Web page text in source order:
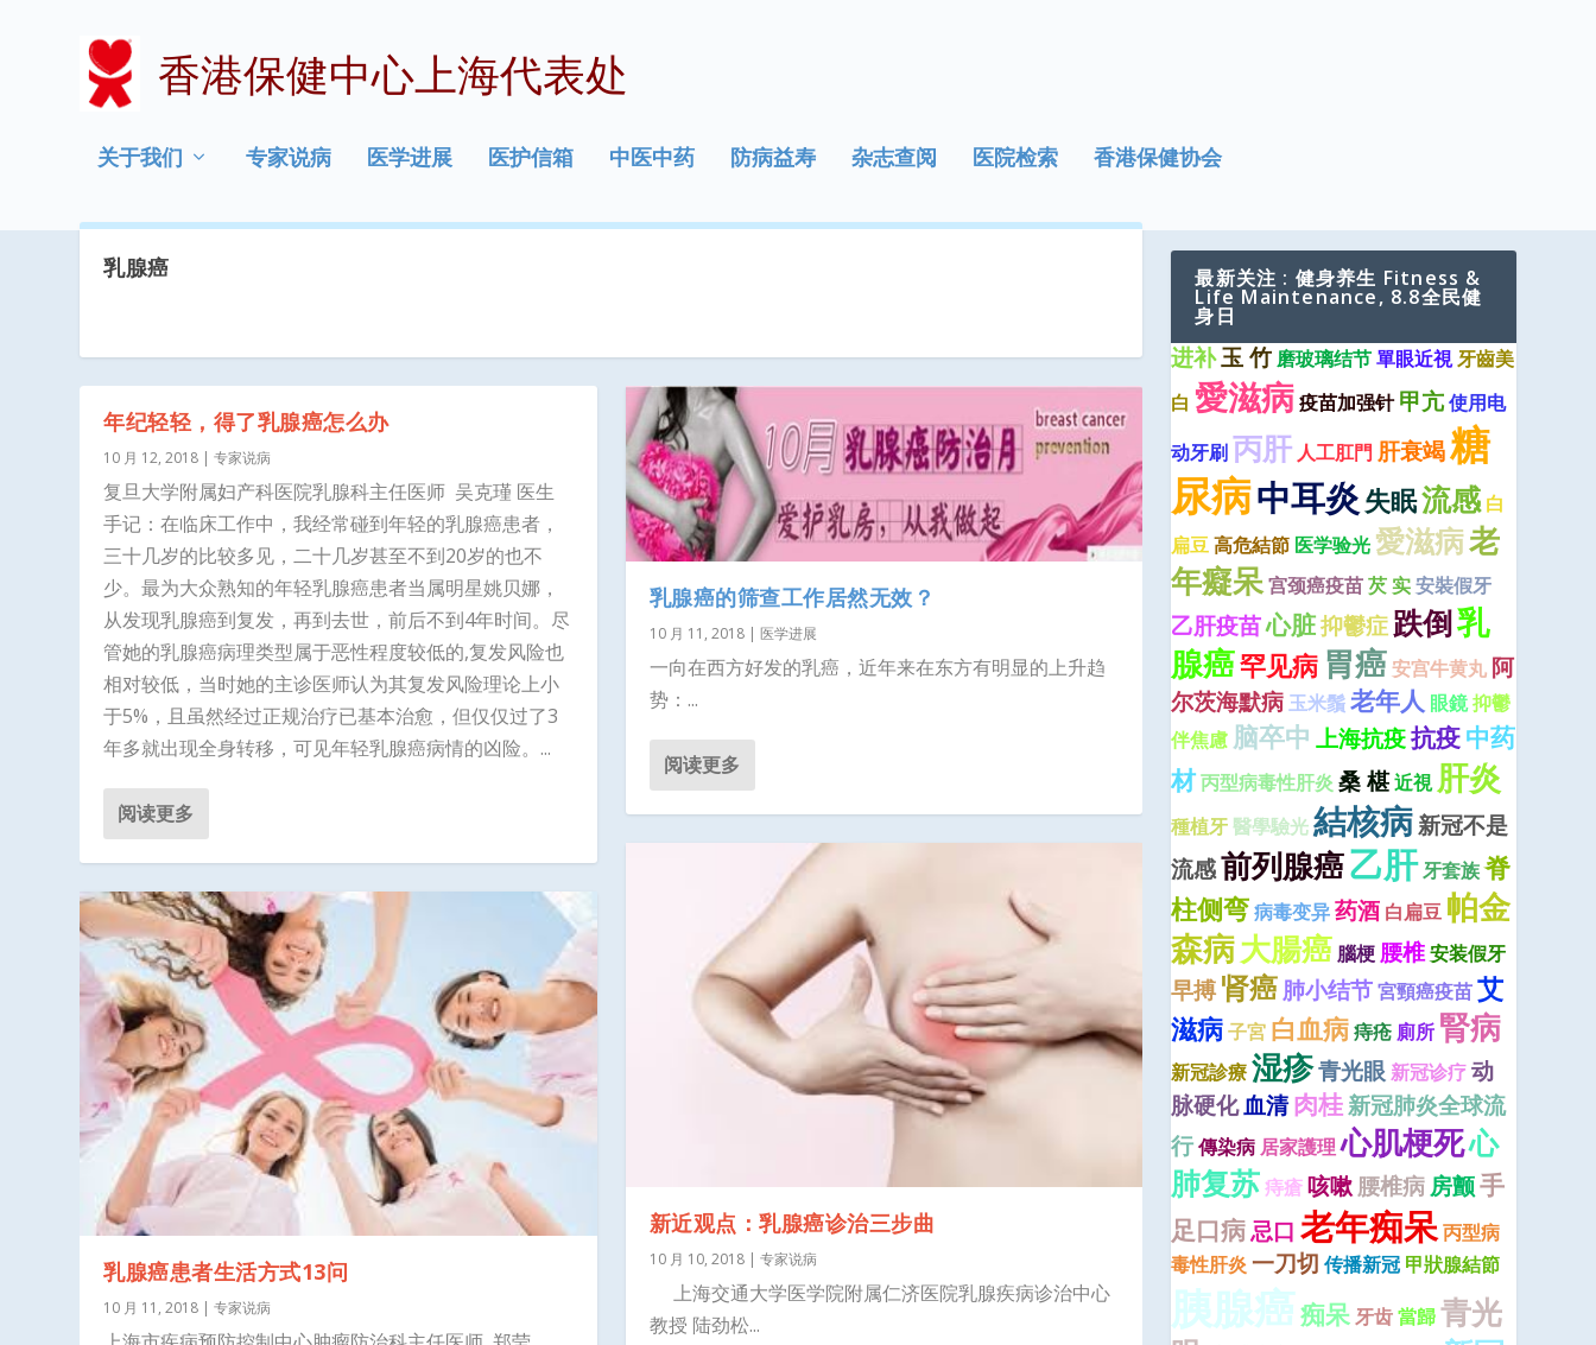
香港保健中心上海代表处
关于我们 专家说病 医学进展 医护信箱 中医中药 防病益寿 杂志查阅 医院检索 香港保健协会
乳腺癌
年纪轻轻，得了乳腺癌怎么办
10 月 12, 2018 |专家说病
复旦大学附属妇产科医院乳腺科主任医师 吴克瑾 医生
手记：在临床工作中，我经常碰到年轻的乳腺癌患者，
三十几岁的比较多见，二十几岁甚至不到20岁的也不
少。最为大众熟知的年轻乳腺癌患者当属明星姚贝娜，
从发现乳腺癌到复发，再到去世，前后不到4年时间。尽
管她的乳腺癌病理类型属于恶性程度较低的,复发风险也
相对较低，当时她的主诊医师认为其复发风险理论上小
于5%，且虽然经过正规治疗已基本治愈，但仅仅过了3
年多就出现全身转移，可见年轻乳腺癌病情的凶险。...
阅读更多
乳腺癌患者生活方式13问
10 月 11, 2018 |专家说病
乳腺癌的筛查工作居然无效？
10 月 11, 2018| 医学进展
一向在西方好发的乳癌，近年来在东方有明显的上升趋
势：...
阅读更多
新近观点：乳腺癌诊治三步曲
10 月 10, 2018| 专家说病
上海交通大学医学院附属仁济医院乳腺疾病诊治中心
教授 陆劲松...
最新关注 : 健身养生 Fitness &
Life Maintenance, 8.8全民健
身日
进补玉 竹磨玻璃结节單眼近視牙齒美
白 愛滋病疫苗加强针 甲亢使用电
动牙刷丙肝人工肛門 肝衰竭糖
尿病中耳炎失眠流感 白
扁豆高危結節 医学验光 愛滋病老
年癡呆宫颈癌疫苗芡 实安裝假牙
乙肝疫苗心脏抑鬱症跌倒乳
腺癌罕见病 胃癌安宫牛黄丸 阿
尔茨海默病玉米鬚老年人 眼鏡抑鬱
伴焦慮脑卒中 上海抗疫抗疫中药
材丙型病毒性肝炎桑 椹近視肝炎
種植牙醫學驗光結核病新冠不是
流感前列腺癌乙肝牙套族脊
柱侧弯病毒变异药酒 白扁豆 帕金
森病大腸癌腦梗腰椎安装假牙
早搏肾癌肺小结节宮頸癌疫苗艾
滋病子宮 白血病痔疮廁所 腎病
新冠診療湿疹青光眼新冠诊疗动
脉硬化血清肉桂新冠肺炎全球流
行傳染病居家護理心肌梗死心
肺复苏痔瘡咳嗽腰椎病房颤手
足口病忌口 老年痴呆丙型病
毒性肝炎一刀切 传播新冠 甲狀腺結節
胰腺癌痴呆牙齿當歸青光